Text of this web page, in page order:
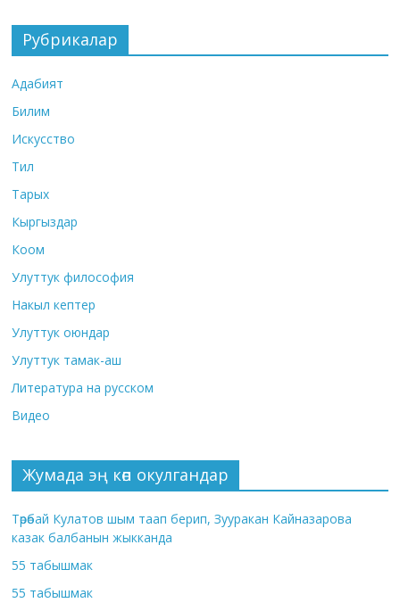
Рубрикалар
Адабият
Билим
Искусство
Тил
Тарых
Кыргыздар
Коом
Улуттук философия
Накыл кептер
Улуттук оюндар
Улуттук тамак-аш
Литература на русском
Видео
Жумада эң көп окулгандар
Төрөбай Кулатов шым таап берип, Зууракан Кайназарова
казак балбанын жыкканда
55 табышмак
55 табышмак